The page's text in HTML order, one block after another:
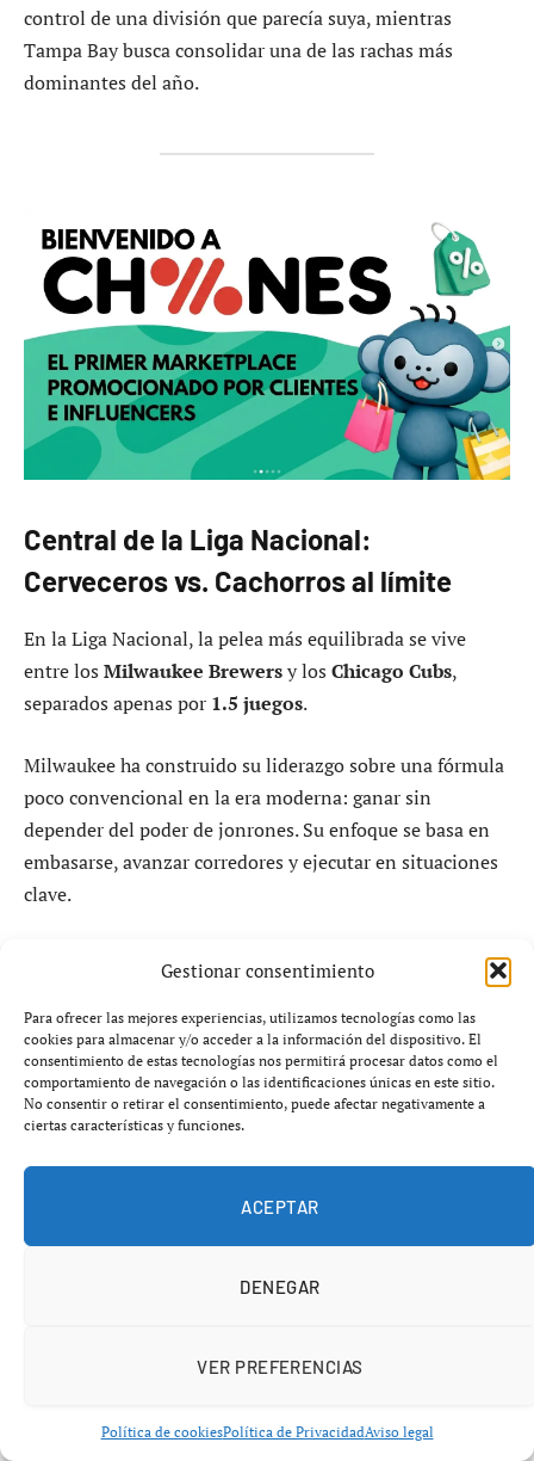
Gestionar consentimiento
Para ofrecer las mejores experiencias, utilizamos tecnologías como las
cookies para almacenar y/o acceder a la información del dispositivo. El
consentimiento de estas tecnologías nos permitirá procesar datos como el
comportamiento de navegación o las identificaciones únicas en este sitio.
No consentir o retirar el consentimiento, puede afectar negativamente a
ciertas características y funciones.
ACEPTAR
DENEGAR
VER PREFERENCIAS
Política de cookiesPolítica de PrivacidadAviso legal
control de una división que parecía suya, mientras
Tampa Bay busca consolidar una de las rachas más
dominantes del año.
Central de la Liga Nacional:
Cerveceros vs. Cachorros al límite
En la Liga Nacional, la pelea más equilibrada se vive
entre los Milwaukee Brewersy los Chicago Cubs,
separados apenas por 1.5 juegos.
Milwaukee ha construido su liderazgo sobre una fórmula
poco convencional en la era moderna: ganar sin
depender del poder de jonrones. Su enfoque se basa en
embasarse, avanzar corredores y ejecutar en situaciones
clave.
Chicago, por su parte, ha sufrido un golpe importante por
capacidad para sostener el ritmo en una división
extremadamente competitiva.
La reciente barrida de los Cerveceros en el Wrigley Field
la percepción de que Milwaukee tiene una estructura más
estable para sostener la lucha hasta septiembre.
Oeste de la Liga Nacional: Dodgers y